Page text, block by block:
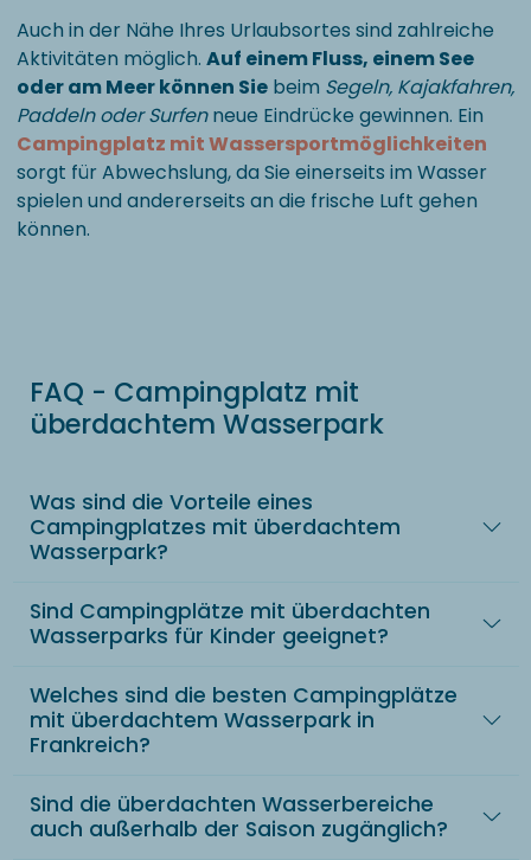
Auch in der Nähe Ihres Urlaubsortes sind zahlreiche
Aktivitäten möglich. Auf einem Fluss, einem See
oder am Meer können Sie beim Segeln, Kajakfahren,
Paddeln oder Surfenneue Eindrücke gewinnen. Ein
Campingplatz mit Wassersportmöglichkeiten
sorgt für Abwechslung, da Sie einerseits im Wasser
spielen und andererseits an die frische Luft gehen
können.
FAQ - Campingplatz mit
überdachtem Wasserpark
Was sind die Vorteile eines
Campingplatzes mit überdachtem
Wasserpark?
Sind Campingplätze mit überdachten
Wasserparks für Kinder geeignet?
Welches sind die besten Campingplätze
mit überdachtem Wasserpark in
Frankreich?
Sind die überdachten Wasserbereiche
auch außerhalb der Saison zugänglich?